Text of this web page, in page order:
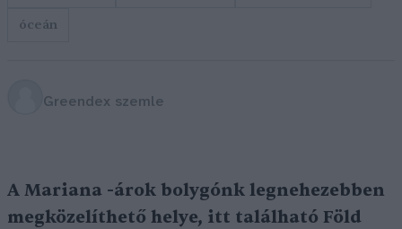
óceán
Greendex szemle
A Mariana -árok bolygónk legnehezebben
megközelíthető helye, itt található Föld